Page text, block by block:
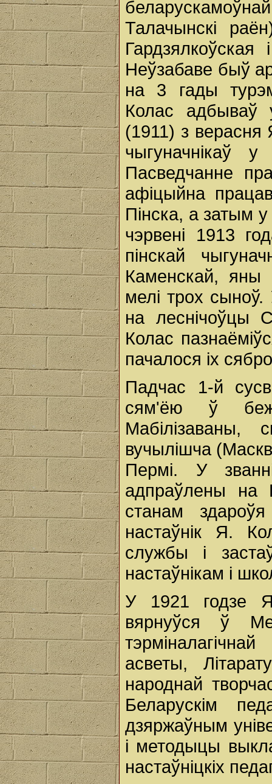
Талачынскі
Гардзялкоўская
Неўзабаве быў
на 3 гады
Колас адбываў
(1911) з верасня
чыгуначнікаў
Пасведчанне
афіцыйна
Пінска, а затым
чэрвені 1913
пінскай
Каменскай, яны
мелі трох
на леснічоўцы
Колас
пачалося іх
Падчас 1-й
сям'ёю ў
Мабілізаваны,
вучылішча
Пермі. У
адпраўлены на
станам
настаўнік Я.
службы і
настаўнікам і
У 1921 годзе
вярнуўся ў
асветы,
народнай
Беларускім
дзяржаўным
і методыцы
настаўніцкіх